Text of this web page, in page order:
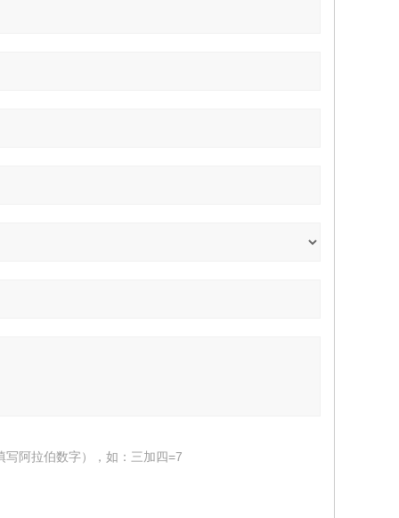
写阿拉伯数字），如：三加四=7